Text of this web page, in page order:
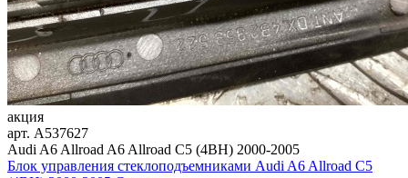
акция
арт. A537627
Audi A6 Allroad A6 Allroad C5 (4BH) 2000-2005
Блок управления стеклоподъемниками Audi A6 Allroad C5